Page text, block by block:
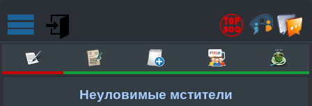
Неуловимые мстители